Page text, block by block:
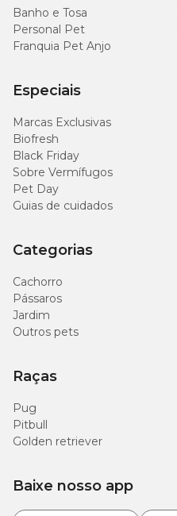
Banho e Tosa
Personal Pet
Franquia Pet Anjo
Especiais
Marcas Exclusivas
Biofresh
Black Friday
Sobre Vermífugos
Pet Day
Guias de cuidados
Categorias
Cachorro
Pássaros
Jardim
Outros pets
Raças
Pug
Pitbull
Golden retriever
Baixe nosso app